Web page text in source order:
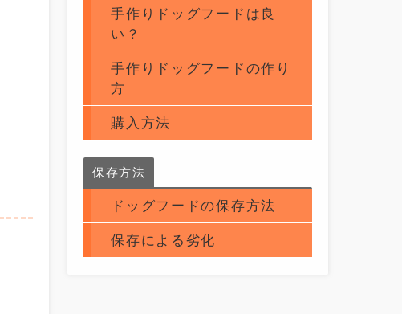
手作りドッグフードは良
い？
手作りドッグフードの作り
方
購入方法
保存方法
ドッグフードの保存方法
保存による劣化